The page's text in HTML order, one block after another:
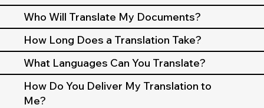
Who Will Translate My Documents?
How Long Does a Translation Take?
What Languages Can You Translate?
How Do You Deliver My Translation to
Me?